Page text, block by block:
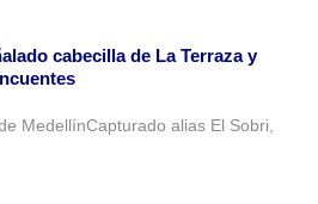
cabecilla de La Terraza y
MedellínCapturado alias El Sobri,